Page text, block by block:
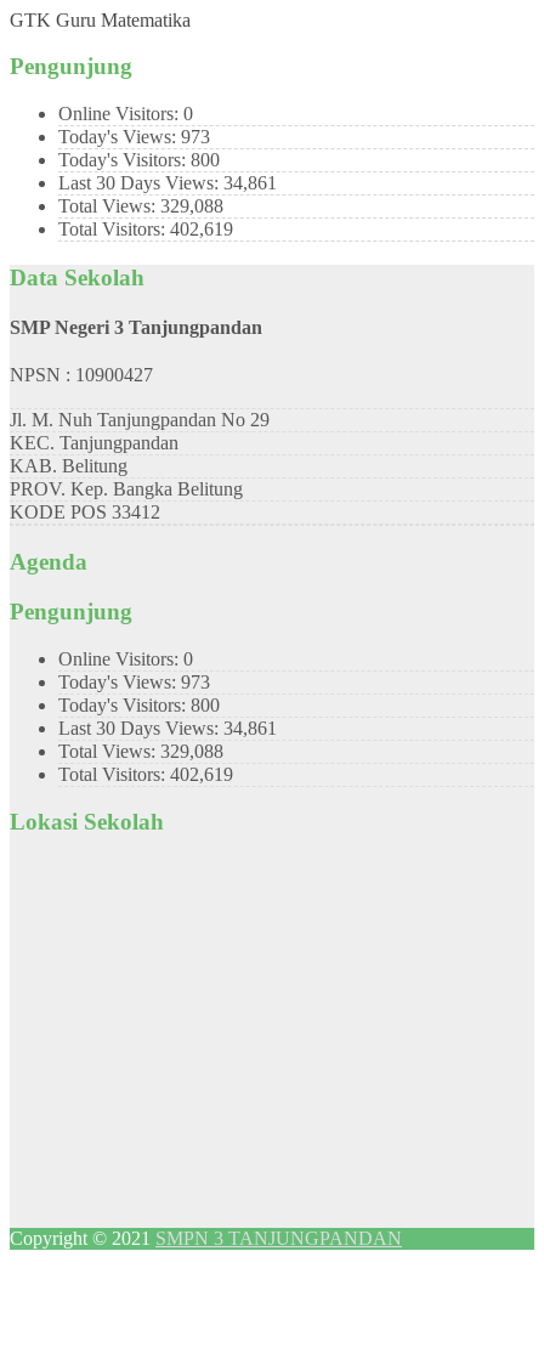
GTK Guru Matematika
Pengunjung
Online Visitors: 0
Today's Views: 973
Today's Visitors: 800
Last 30 Days Views: 34,861
Total Views: 329,088
Total Visitors: 402,619
Data Sekolah
SMP Negeri 3 Tanjungpandan
NPSN : 10900427
Jl. M. Nuh Tanjungpandan No 29
KEC. Tanjungpandan
KAB. Belitung
PROV. Kep. Bangka Belitung
KODE POS 33412
Agenda
Pengunjung
Online Visitors: 0
Today's Views: 973
Today's Visitors: 800
Last 30 Days Views: 34,861
Total Views: 329,088
Total Visitors: 402,619
Lokasi Sekolah
Copyright © 2021 SMPN 3 TANJUNGPANDAN